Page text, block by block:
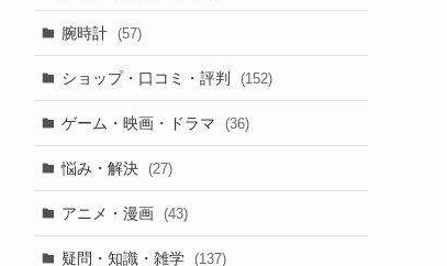
腕時計 (57)
ショップ・口コミ・評判 (152)
ゲーム・映画・ドラマ (36)
悩み・解決 (27)
アニメ・漫画 (43)
疑問・知識・雑学 (137)